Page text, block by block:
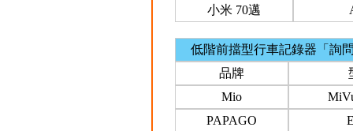
小米 70邁
低階前擋型行車記錄器「詢
品牌
Mio
PAPAGO